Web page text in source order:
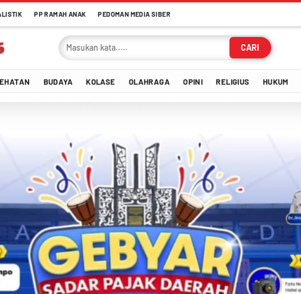
PP RAMAH ANAK PEDOMAN MEDIA SIBER
CARI
BUDAYA KOLASE OLAHRAGA OPINI RELIGIUS HUKUM